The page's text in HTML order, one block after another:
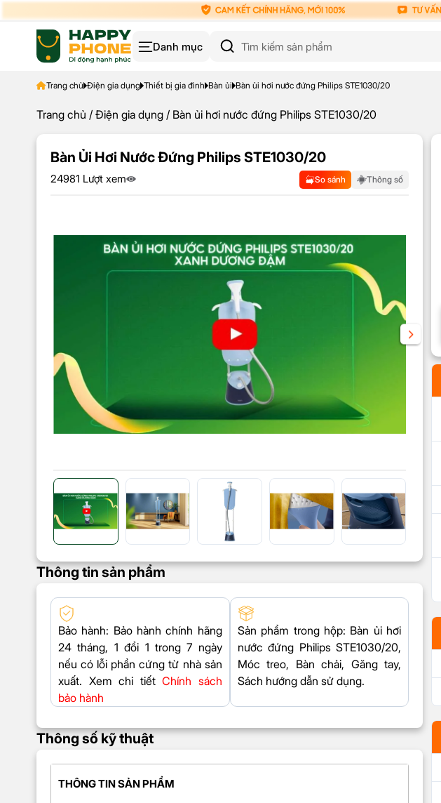
Danh mục
Trang chủ Điện gia dụng Thiết bị gia đình Bàn ủi Bàn ủi hơi nước đứng Philips STE1030/20
Trang chủ / Điện gia dụng / Bàn ủi hơi nước đứng Philips STE1030/20
Bàn Ủi Hơi Nước Đứng Philips STE1030/20
24981 Lượt xem So sánh Thông số
Thông tin sản phẩm
Bảo hành: Bảo hành chính hãng
24 tháng, 1 đổi 1 trong 7 ngày
nếu có lỗi phần cứng từ nhà sản
xuất. Xem chi tiếtChính sách
bảo hành
Sản phẩm trong hộp: Bàn ủi hơi
nước đứng Philips STE1030/20,
Móc treo, Bàn chải, Găng tay,
Sách hướng dẫn sử dụng.
Thông số kỹ thuật
THÔNG TIN SẢN PHẨM